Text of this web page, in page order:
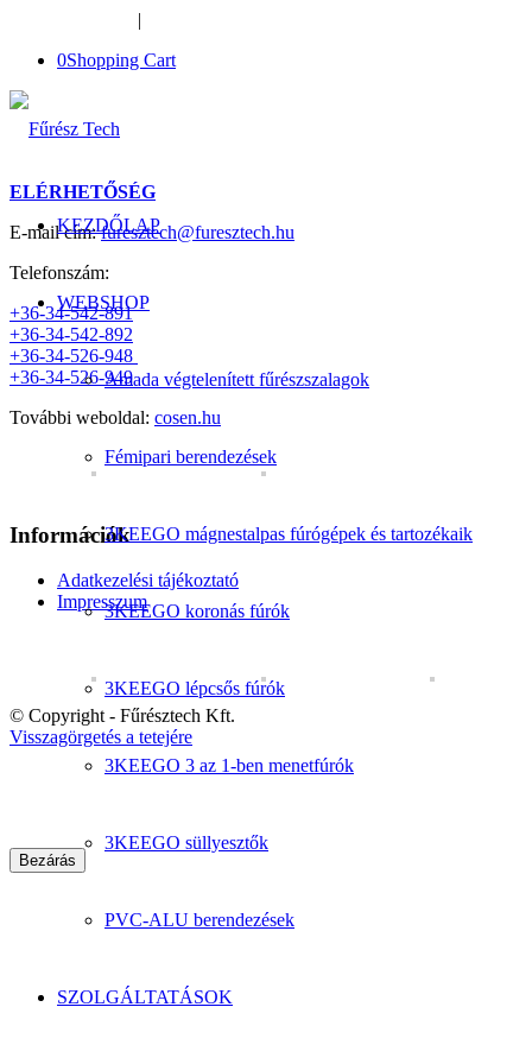
|
0Shopping Cart
KEZDŐLAP
WEBSHOP
Amada végtelenített fűrészszalagok
Fémipari berendezések
3KEEGO mágnestalpas fúrógépek és tartozékaik
3KEEGO koronás fúrók
3KEEGO lépcsős fúrók
3KEEGO 3 az 1-ben menetfúrók
3KEEGO süllyesztők
PVC-ALU berendezések
SZOLGÁLTATÁSOK
ELÉRHETŐSÉG
E-mail cím:furesztech@furesztech.hu
Telefonszám:
+36-34-542-891
+36-34-542-892
+36-34-526-948
+36-34-526-949
További weboldal: cosen.hu
Információk
Adatkezelési tájékoztató
Impresszum
© Copyright - Fűrésztech Kft.
Visszagörgetés a tetejére
Bezárás